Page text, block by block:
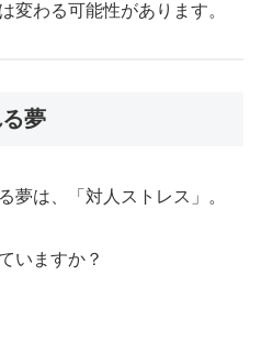
変わる可能性があります。
夢
夢は、「対人ストレス」。
いますか？